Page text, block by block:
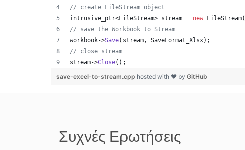
// create FileStream object
intrusive_ptr<FileStream> stream = new FileStream(
// save the Workbook to Stream
workbook->Save(stream, SaveFormat_Xlsx);
// close stream
stream->Close();
save-excel-to-stream.cpp hosted with ❤ by GitHub
Συχνές Ερωτήσεις